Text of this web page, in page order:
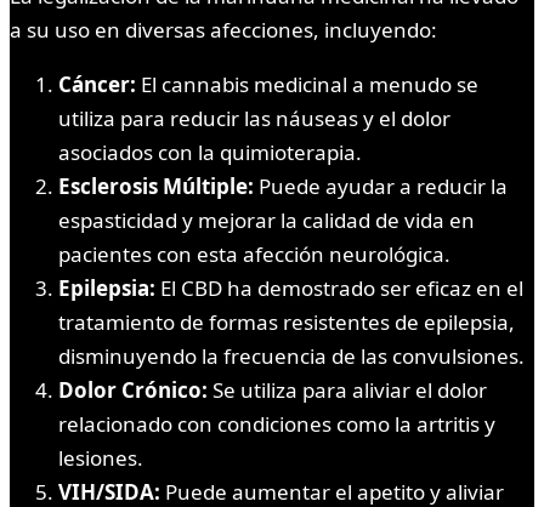
a su uso en diversas afecciones, incluyendo:
Cáncer: El cannabis medicinal a menudo se
utiliza para reducir las náuseas y el dolor
asociados con la quimioterapia.
Esclerosis Múltiple: Puede ayudar a reducir la
espasticidad y mejorar la calidad de vida en
pacientes con esta afección neurológica.
Epilepsia: El CBD ha demostrado ser eficaz en el
tratamiento de formas resistentes de epilepsia,
disminuyendo la frecuencia de las convulsiones.
Dolor Crónico: Se utiliza para aliviar el dolor
relacionado con condiciones como la artritis y
lesiones.
VIH/SIDA: Puede aumentar el apetito y aliviar